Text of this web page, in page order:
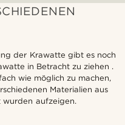
der Krawatte gibt es noch
in Betracht zu ziehen .
wie möglich zu machen,
Materialien aus
wurden aufzeigen.